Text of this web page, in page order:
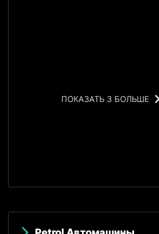
ПОКАЗАТЬ 3 БОЛЬШЕ